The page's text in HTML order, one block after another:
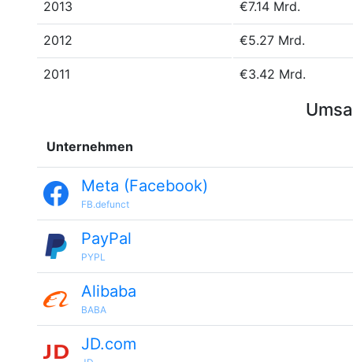
2013 €7.14 Mrd.
2012 €5.27 Mrd.
2011 €3.42 Mrd.
Unternehmen
Meta (Facebook)
FB.defunct
PayPal
PYPL
Alibaba
BABA
JD.com